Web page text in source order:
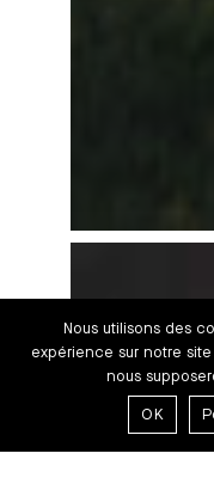
Nous utilisons des
expérience sur notre
nous
OK